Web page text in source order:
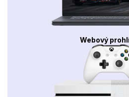
Webový